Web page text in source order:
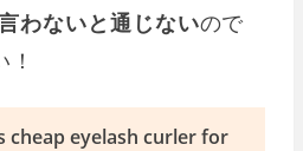
わないと通じないので
cheap eyelash curler for